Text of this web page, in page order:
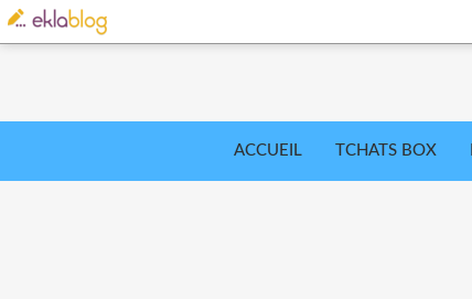
ACCUEIL TCHATS BOX